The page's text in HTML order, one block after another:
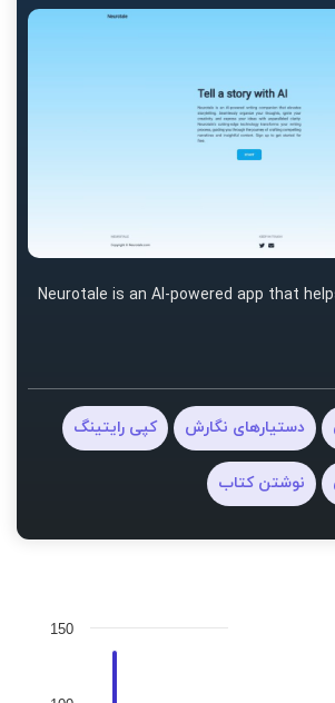
Neurotale is an AI-powered app that
دستیارهای نگارش کپی رایتینگ
نوشتن کتاب
150